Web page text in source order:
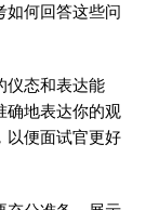
如何回答这些问
仪态和表达能
确地表达你的观
以便面试官更好